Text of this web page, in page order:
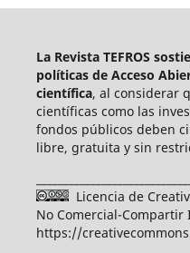
La Revista TEFROS
políticas de Acceso
científica, al considerar
científicas como las
fondos públicos deben
libre, gratuita y sin
Licencia de
No Comercial-
https://